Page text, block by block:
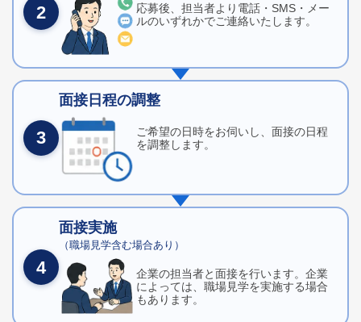
2
応募後、担当者より電話・SMS・メー
ルのいずれかでご連絡いたします。
3
面接日程の調整
ご希望の日時をお伺いし、面接の日程
を調整します。
4
面接実施
（職場見学含む場合あり）
企業の担当者と面接を行います。企業
によっては、職場見学を実施する場合
もあります。